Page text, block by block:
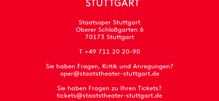
Staatsoper Stuttgart
Oberer Schloßgarten 6
70173 Stuttgart
T +49 711 20 20-90
Sie haben Fragen, Kritik und Anregungen?
oper@staatstheater-stuttgart.de
Sie haben Fragen zu Ihren Tickets?
tickets@staatstheater-stuttgart.de